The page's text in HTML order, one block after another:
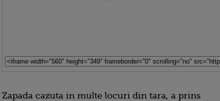
Zapada cazuta in multe locuri din tara, a prins